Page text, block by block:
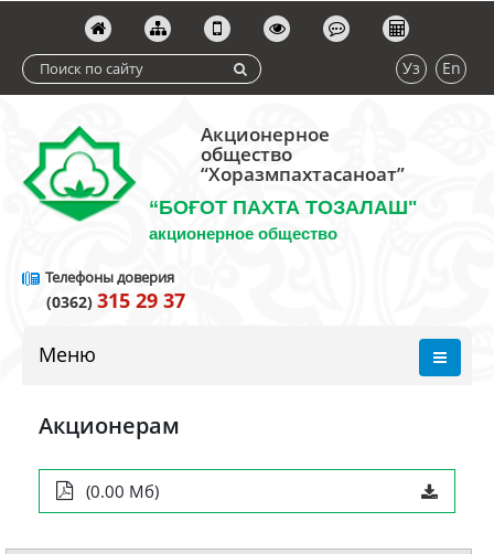
Уз En
Акционерное
общество
“Хоразмпахтасаноат”
“БОҒОТ ПАХТА ТОЗАЛАШ"
акционерное общество
Телефоны доверия
(0362) 315 29 37
Меню
Акционерам
(0.00 Мб)